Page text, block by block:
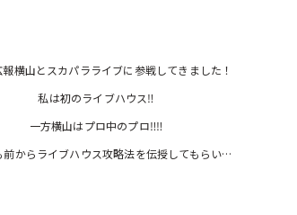
報横山とスカパラライブに参戦してきました！
私は初のライブハウス‼
一方横山はプロ中のプロ‼‼
前からライブハウス攻略法を伝授してもらい…